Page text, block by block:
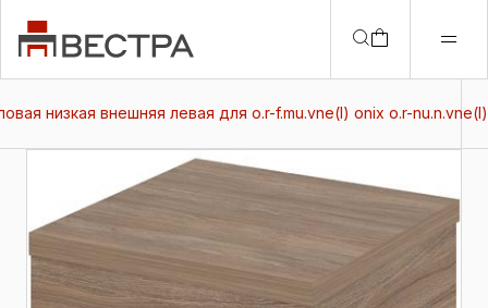
низкая внешняя левая для о.r-f.mu.vne(l) onix о.r-nu.n.vne(l)